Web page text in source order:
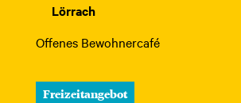
Lörrach
Offenes Bewohnercafé
Freizeitangebot